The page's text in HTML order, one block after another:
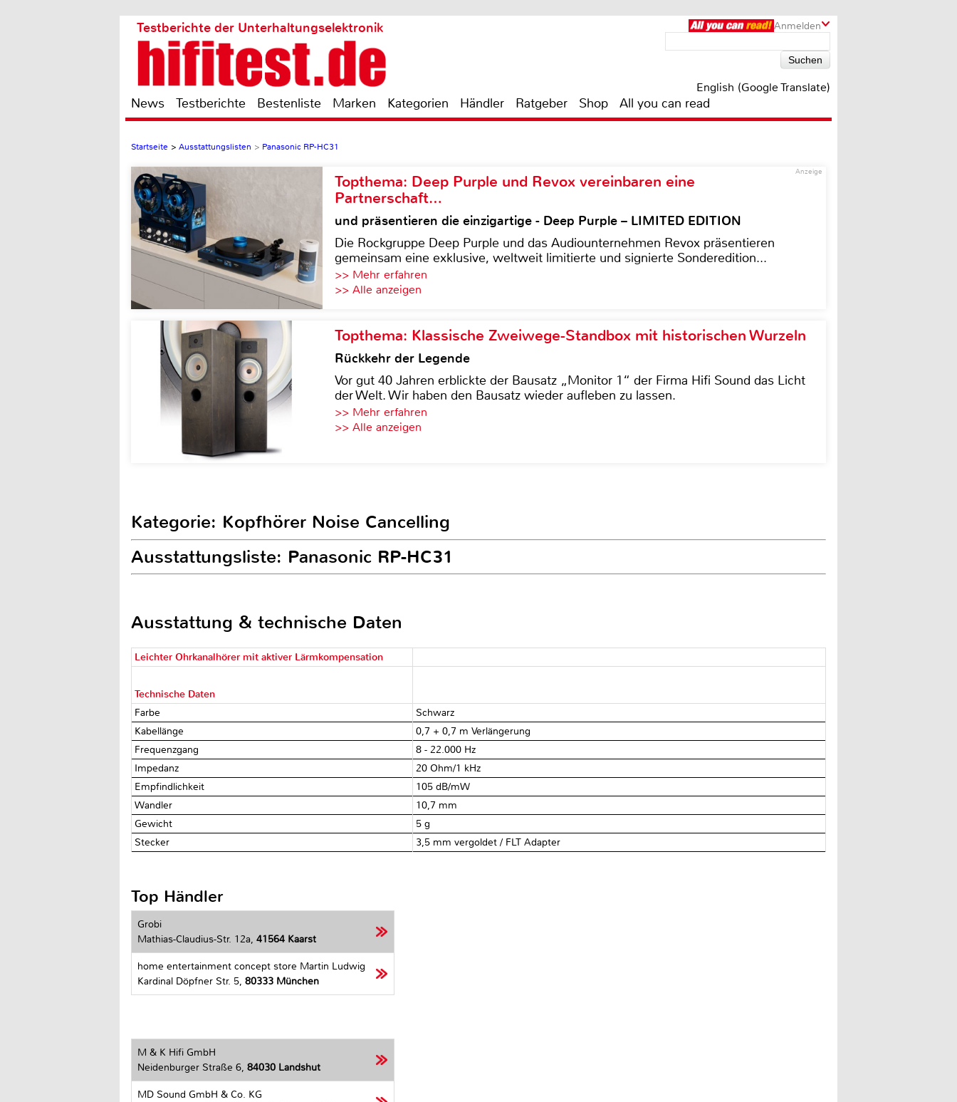
Anmelden
Testberichte der Unterhaltungselektronik
English (Google Translate)
News Testberichte Bestenliste Marken Kategorien Händler Ratgeber Shop All you can read
Startseite > Ausstattungslisten > Panasonic RP-HC31
Anzeige
Topthema: Deep Purple und Revox vereinbaren eine
Partnerschaft…
und präsentieren die einzigartige - Deep Purple – LIMITED EDITION
Die Rockgruppe Deep Purple und das Audiounternehmen Revox präsentieren
gemeinsam eine exklusive, weltweit limitierte und signierte Sonderedition...
>> Mehr erfahren
>> Alle anzeigen
Topthema: Klassische Zweiwege-Standbox mit historischen Wurzeln
Rückkehr der Legende
Vor gut 40 Jahren erblickte der Bausatz „Monitor 1“ der Firma Hifi Sound das Licht
der Welt. Wir haben den Bausatz wieder aufleben zu lassen.
>> Mehr erfahren
>> Alle anzeigen
Kategorie: Kopfhörer Noise Cancelling
Ausstattungsliste: Panasonic RP-HC31
Ausstattung & technische Daten
Leichter Ohrkanalhörer mit aktiver Lärmkompensation
Technische Daten
Farbe
Schwarz
Kabellänge
0,7 + 0,7 m Verlängerung
Frequenzgang
8 - 22.000 Hz
Impedanz
20 Ohm/1 kHz
Empfindlichkeit
105 dB/mW
Wandler
10,7 mm
Gewicht
5 g
Stecker
3,5 mm vergoldet / FLT Adapter
Top Händler
Grobi
Mathias-Claudius-Str. 12a, 41564 Kaarst
home entertainment concept store Martin Ludwig
Kardinal Döpfner Str. 5, 80333 München
M & K Hifi GmbH
Neidenburger Straße 6, 84030 Landshut
MD Sound GmbH & Co. KG